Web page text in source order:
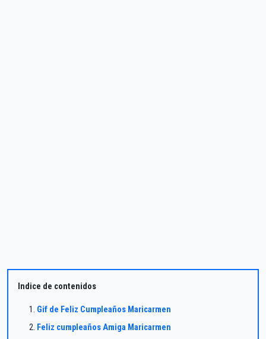
Indice de contenidos
Gif de Feliz Cumpleaños Maricarmen
Feliz cumpleaños Amiga Maricarmen